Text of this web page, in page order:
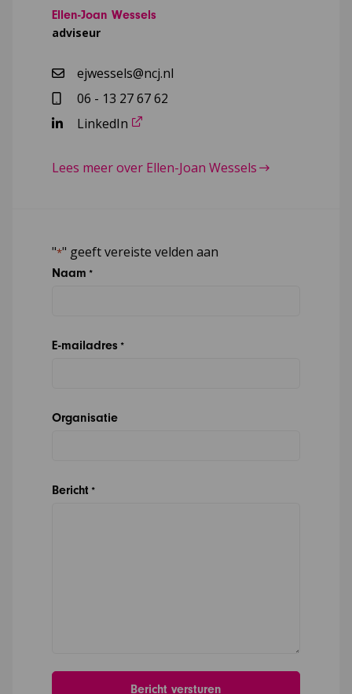
Ellen-Joan Wessels
adviseur
ejwessels@ncj.nl
06 - 13 27 67 62
LinkedIn
Lees meer over Ellen-Joan Wessels
"*" geeft vereiste velden aan
Naam *
E-mailadres *
Organisatie
Bericht *